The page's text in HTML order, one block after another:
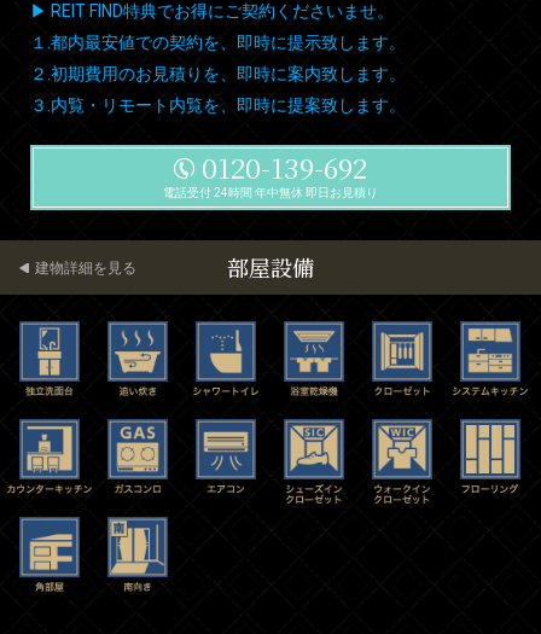
▶ REIT FIND特典でお得にご契約くださいませ。
１.都内最安値での契約を、即時に提示致します。
２.初期費用のお見積りを、即時に案内致します。
３.内覧・リモート内覧を、即時に提案致します。
0120-139-692
電話受付 24時間 年中無休 即日お見積り
部屋設備
建物詳細を見る